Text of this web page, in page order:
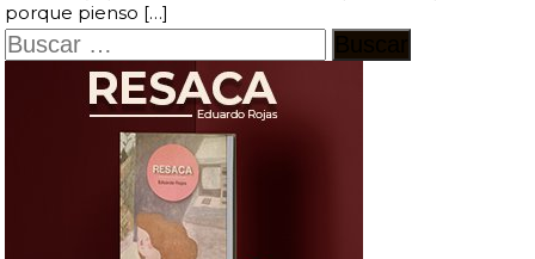
porque pienso […]
Buscar: